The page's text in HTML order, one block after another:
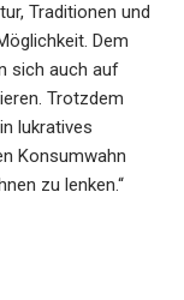
Traditionen und
. Dem
sich auch auf
. Trotzdem
lukratives
Konsumwahn
zu lenken.“